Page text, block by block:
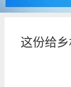
这份给